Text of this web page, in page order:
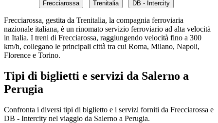
Frecciarossa Trenitalia DB - Intercity
Frecciarossa, gestita da Trenitalia, la compagnia ferroviaria
nazionale italiana, è un rinomato servizio ferroviario ad alta velocità
in Italia. I treni di Frecciarossa, raggiungendo velocità fino a 300
km/h, collegano le principali città tra cui Roma, Milano, Napoli,
Florence e Torino.
Tipi di biglietti e servizi da Salerno a
Perugia
Confronta i diversi tipi di biglietto e i servizi forniti da Frecciarossa e
DB - Intercity nel viaggio da Salerno a Perugia.